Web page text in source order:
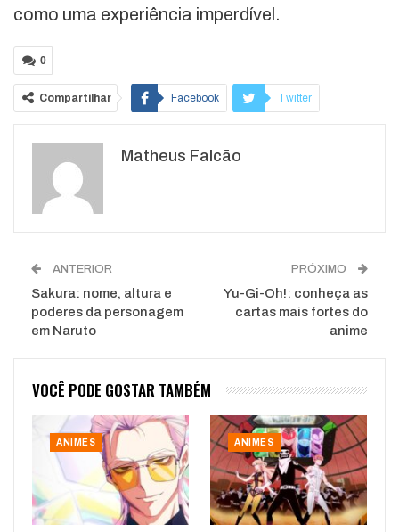
como uma experiência imperdível.
0
Compartilhar Facebook Twitter
WhatsApp
Matheus Falcão
ANTERIOR
Sakura: nome, altura e
poderes da personagem
em Naruto
PRÓXIMO
Yu-Gi-Oh!: conheça as
cartas mais fortes do
anime
VOCÊ PODE GOSTAR TAMBÉM
ANIMES ANIMES